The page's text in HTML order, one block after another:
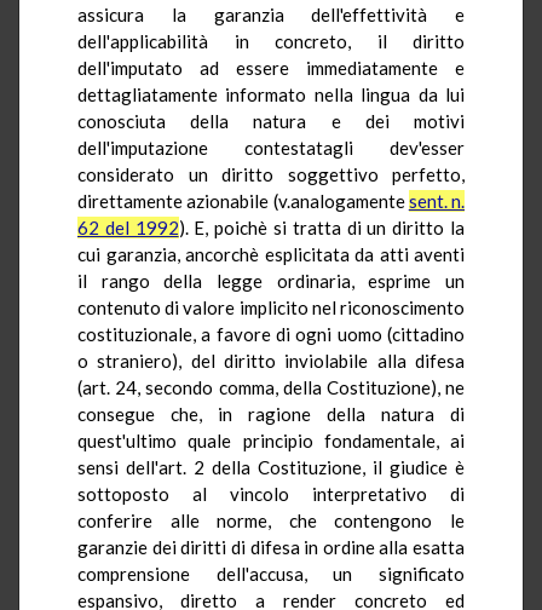
assicura la garanzia dell'effettività e
dell'applicabilità in concreto, il diritto
dell'imputato ad essere immediatamente e
dettagliatamente informato nella lingua da lui
conosciuta della natura e dei motivi
dell'imputazione contestatagli dev'esser
considerato un diritto soggettivo perfetto,
direttamente azionabile (v.analogamentesent. n.
62 del 1992). E, poichè si tratta di un diritto la
cui garanzia, ancorchè esplicitata da atti aventi
il rango della legge ordinaria, esprime un
contenuto di valore implicito nel riconoscimento
costituzionale, a favore di ogni uomo (cittadino
o straniero), del diritto inviolabile alla difesa
(art. 24, secondo comma, della Costituzione), ne
consegue che, in ragione della natura di
quest'ultimo quale principio fondamentale, ai
sensi dell'art. 2 della Costituzione, il giudice è
sottoposto al vincolo interpretativo di
conferire alle norme, che contengono le
garanzie dei diritti di difesa in ordine alla esatta
comprensione dell'accusa, un significato
espansivo, diretto a render concreto ed